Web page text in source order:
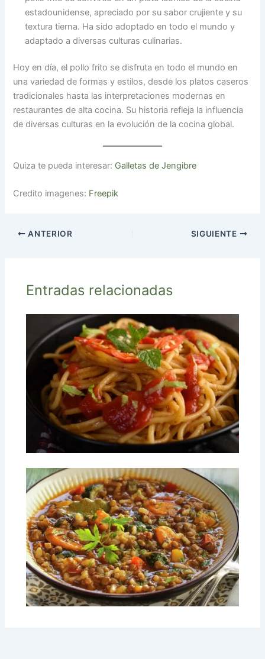
estadounidense, apreciado por su sabor crujiente y su
textura tierna. Ha sido adoptado en todo el mundo y
adaptado a diversas culturas culinarias.
Hoy en día, el pollo frito se disfruta en todo el mundo en
una variedad de formas y estilos, desde los platos caseros
tradicionales hasta las interpretaciones modernas en
restaurantes de alta cocina. Su historia refleja la influencia
de diversas culturas en la evolución de la cocina global.
Quiza te pueda interesar: Galletas de Jengibre
Credito imagenes: Freepik
ANTERIOR SIGUIENTE
Entradas relacionadas